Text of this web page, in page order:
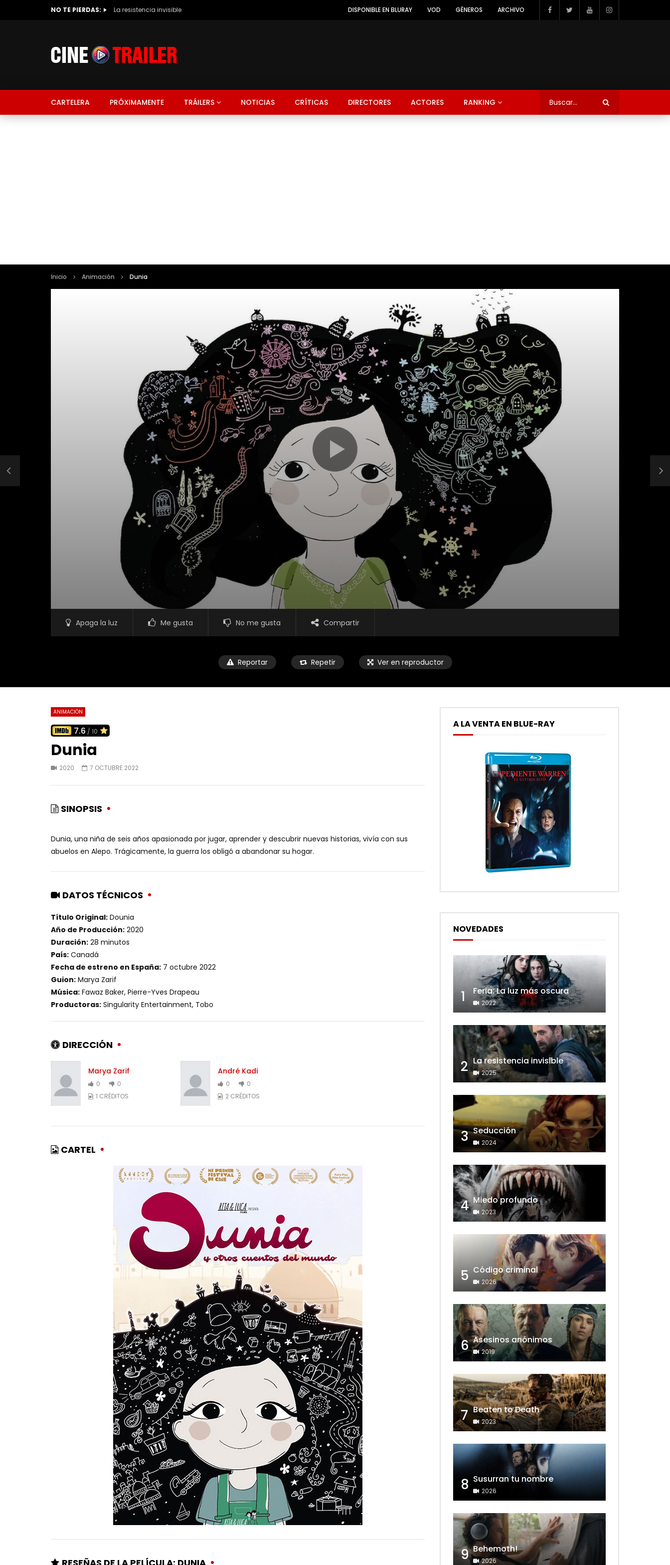
NO TE PIERDAS: La resistencia invisible DISPONIBLE EN BLURAY VOD GÉNEROS ARCHIVO
CARTELERA PRÓXIMAMENTE TRÁILERS NOTICIAS CRÍTICAS DIRECTORES ACTORES RANKING
Inicio Animación Dunia
Apaga la luz Me gusta No me gusta Compartir
Reportar Repetir Ver en reproductor
ANIMACIÓN
7.6 / 10
Dunia
2020 7 OCTUBRE 2022
SINOPSIS
Dunia, una niña de seis años apasionada por jugar, aprender y descubrir nuevas historias, vivía con sus
abuelos en Alepo. Trágicamente, la guerra los obligó a abandonar su hogar.
DATOS TÉCNICOS
Título Original: Dounia
Año de Producción: 2020
Duración: 28 minutos
País: Canadá
Fecha de estreno en España: 7 octubre 2022
Guion: Marya Zarif
Música: Fawaz Baker, Pierre-Yves Drapeau
Productoras: Singularity Entertainment, Tobo
DIRECCIÓN
Marya Zarif
0
0
1 CRÉDITOS
André Kadi
0
0
2 CRÉDITOS
CARTEL
A LA VENTA EN BLUE-RAY
NOVEDADES
1 Feria: La luz más oscura
2022
2 La resistencia invisible
2025
3 Seducción
2024
4 Miedo profundo
2023
5 Código criminal
2026
6 Asesinos anónimos
2019
7 Beaten to Death
2023
8 Susurran tu nombre
2026
9 Behemoth!
2026